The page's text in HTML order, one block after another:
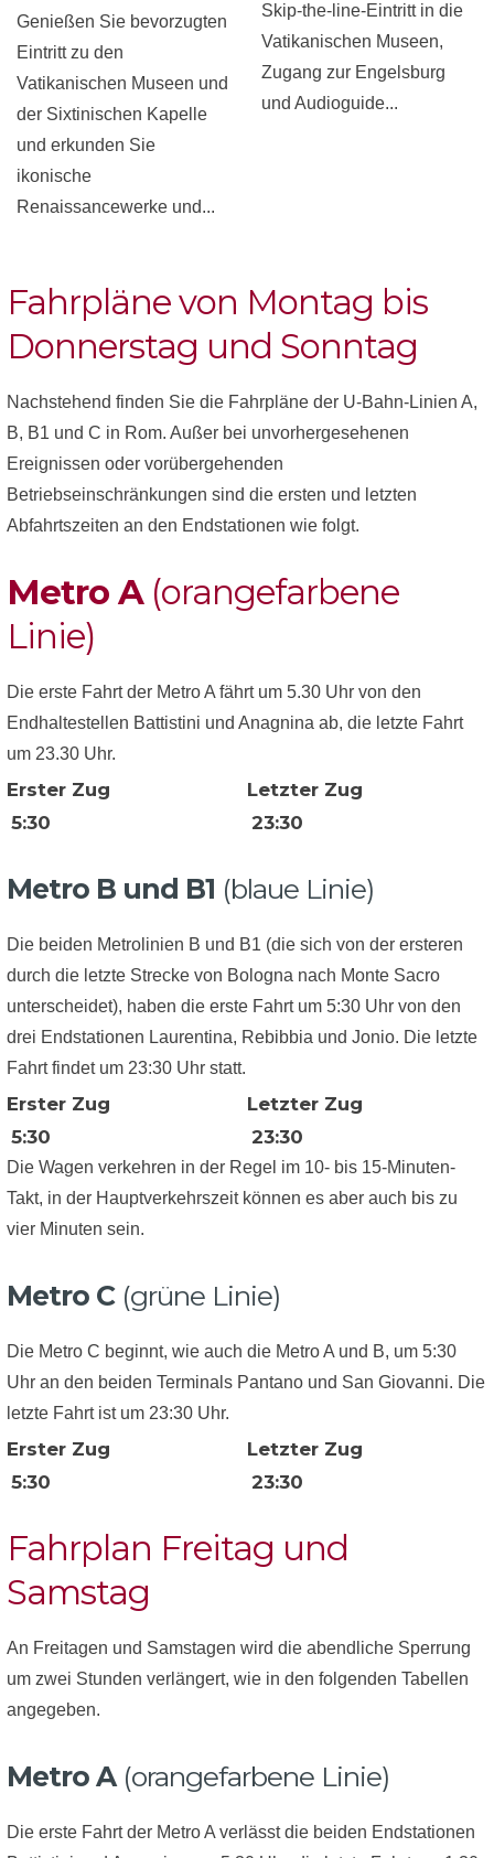
Genießen Sie bevorzugten
Eintritt zu den
Vatikanischen Museen und
der Sixtinischen Kapelle
und erkunden Sie
ikonische
Renaissancewerke und...
Skip-the-line-Eintritt in die
Vatikanischen Museen,
Zugang zur Engelsburg
und Audioguide...
Fahrpläne von Montag bis
Donnerstag und Sonntag
Nachstehend finden Sie die Fahrpläne der U-Bahn-Linien A,
B, B1 und C in Rom. Außer bei unvorhergesehenen
Ereignissen oder vorübergehenden
Betriebseinschränkungen sind die ersten und letzten
Abfahrtszeiten an den Endstationen wie folgt.
Metro A(orangefarbene
Linie)
Die erste Fahrt der Metro A fährt um 5.30 Uhr von den
Endhaltestellen Battistini und Anagnina ab, die letzte Fahrt
um 23.30 Uhr.
Erster Zug
Letzter Zug
5:30
23:30
Metro B und B1 (blaue Linie)
Die beiden Metrolinien B und B1 (die sich von der ersteren
durch die letzte Strecke von Bologna nach Monte Sacro
unterscheidet), haben die erste Fahrt um 5:30 Uhr von den
drei Endstationen Laurentina, Rebibbia und Jonio. Die letzte
Fahrt findet um 23:30 Uhr statt.
Erster Zug
Letzter Zug
5:30
23:30
Die Wagen verkehren in der Regel im 10- bis 15-Minuten-
Takt, in der Hauptverkehrszeit können es aber auch bis zu
vier Minuten sein.
Metro C(grüne Linie)
Die Metro C beginnt, wie auch die Metro A und B, um 5:30
Uhr an den beiden Terminals Pantano und San Giovanni. Die
letzte Fahrt ist um 23:30 Uhr.
Erster Zug
Letzter Zug
5:30
23:30
Fahrplan Freitag und
Samstag
An Freitagen und Samstagen wird die abendliche Sperrung
um zwei Stunden verlängert, wie in den folgenden Tabellen
angegeben.
Metro A(orangefarbene Linie)
Die erste Fahrt der Metro A verlässt die beiden Endstationen